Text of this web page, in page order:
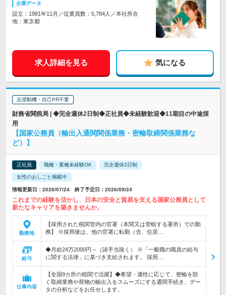
企業データ
設立：1981年11月／従業員数：5,784人／本社所在
地：東京都
求人詳細を見る 気になる
志望動機・自己PR不要
財務省関税局 | ◆完全週休2日制◆正社員◆未経験歓迎◆11期目の中途採
用
【国家公務員（輸出入通関関係業務・密輸取締関係業務な
ど）】
正社員 職種・業種未経験OK 完全週休2日制
女性のおしごと掲載中
情報更新日：2026/07/24 終了予定日：2026/09/24
これまでの経験を活かし、日本の安全と貿易を支える国家公務員として
新たなキャリアを築きませんか。
勤務地
【採用された税関管内の官署（本関又は管轄する署所）での勤
務】 ※採用後は、他の官署に転勤（含、住居…
給与
◆月給24万2000円～（諸手当除く） ※「一般職の職員の給与
に関する法律」に基づき支給されます。 採用…
仕事内容
【全国9カ所の税関で活躍】◆希望・適性に応じて、密輸を防
ぐ取締業務や荷物の輸出入をスムーズにする通関手続き、デー
タの分析などをお任せします。